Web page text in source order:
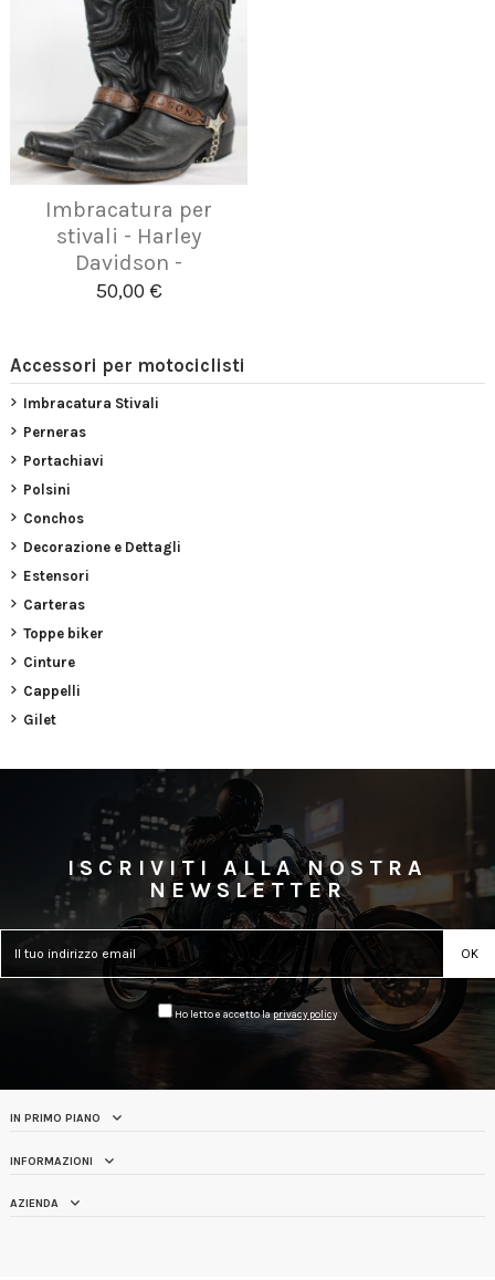
Imbracatura per
stivali - Harley
Davidson -
50,00 €
Accessori per motociclisti
Imbracatura Stivali
Perneras
Portachiavi
Polsini
Conchos
Decorazione e Dettagli
Estensori
Carteras
Toppe biker
Cinture
Cappelli
Gilet
ISCRIVITI ALLA NOSTRA
NEWSLETTER
Ho letto e accetto laprivacy policy
IN PRIMO PIANO
INFORMAZIONI
AZIENDA